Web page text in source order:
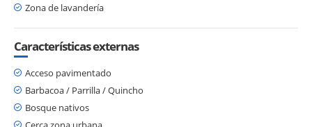
Zona de lavandería
Características externas
Acceso pavimentado
Barbacoa / Parrilla / Quincho
Bosque nativos